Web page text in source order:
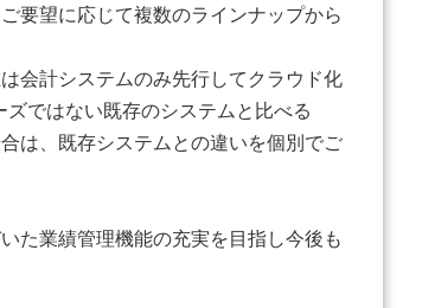
要望に応じて複数のラインナップから
会計システムのみ先行してクラウド化
ではない既存のシステムと比べる
は、既存システムとの違いを個別でご
た業績管理機能の充実を目指し今後も